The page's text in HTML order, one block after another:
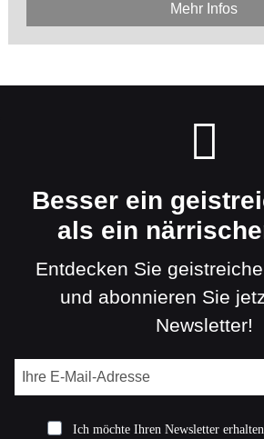
Mehr Infos
Besser ein
als ein
Entdecken Sie
und abonnieren Sie
Newsletter!
Ich möchte Ihren Newsletter